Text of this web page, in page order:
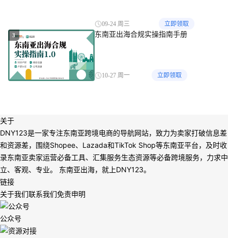
09-24 周三 立即领取
3 东南亚出海合规实操指南手册
10-27 周一 立即领取
关于
DNY123是一家专注东南亚跨境电商的导航网站，致力为卖家打破信息差
和资源差，围绕Shopee、Lazada和TikTok Shop等东南亚平台，及时收
录东南亚卖家运营必备工具、汇集服务生态资源等必备跨境服务，力求中
立、客观、专业。 东南亚出海，就上DNY123。
链接
关于我们联系我们免责申明
公众号